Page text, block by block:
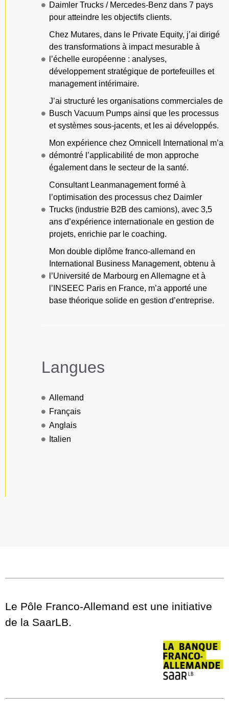
Daimler Trucks / Mercedes-Benz dans 7 pays
pour atteindre les objectifs clients.
Chez Mutares, dans le Private Equity, j’ai dirigé
des transformations à impact mesurable à
l’échelle européenne : analyses,
développement stratégique de portefeuilles et
management intérimaire.
J’ai structuré les organisations commerciales de
Busch Vacuum Pumps ainsi que les processus
et systèmes sous-jacents, et les ai développés.
Mon expérience chez Omnicell International m’a
démontré l’applicabilité de mon approche
également dans le secteur de la santé.
Consultant Leanmanagement formé à
l’optimisation des processus chez Daimler
Trucks (industrie B2B des camions), avec 3,5
ans d’expérience internationale en gestion de
projets, enrichie par le coaching.
Mon double diplôme franco-allemand en
International Business Management, obtenu à
l’Université de Marbourg en Allemagne et à
l’INSEEC Paris en France, m’a apporté une
base théorique solide en gestion d’entreprise.
Langues
Allemand
Français
Anglais
Italien
Le Pôle Franco-Allemand est une initiative
de la SaarLB.